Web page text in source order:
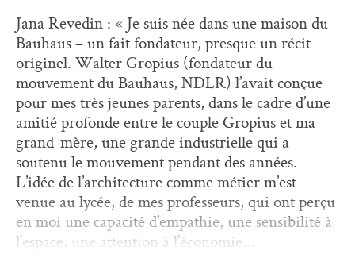
Jana Revedin : « Je suis née dans une maison du
Bauhaus – un fait fondateur, presque un récit
originel. Walter Gropius (fondateur du
mouvement du Bauhaus, NDLR) l’avait conçue
pour mes très jeunes parents, dans le cadre d’une
amitié profonde entre le couple Gropius et ma
grand-mère, une grande industrielle qui a
soutenu le mouvement pendant des années.
L’idée de l’architecture comme métier m’est
venue au lycée, de mes professeurs, qui ont perçu
en moi une capacité d’empathie, une sensibilité à
l’espace, une attention à l’économie...